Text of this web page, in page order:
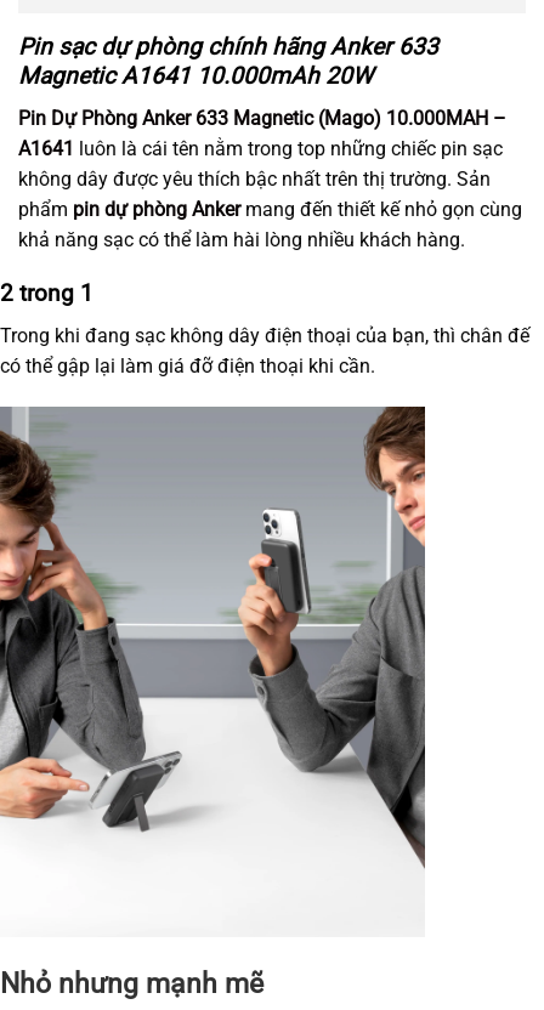
Pin sạc dự phòng chính hãng Anker 633
Magnetic A1641 10.000mAh 20W
Pin Dự Phòng Anker 633 Magnetic (Mago) 10.000MAH –
A1641 luôn là cái tên nằm trong top những chiếc pin sạc
không dây được yêu thích bậc nhất trên thị trường. Sản
phẩm pin dự phòng Ankermang đến thiết kế nhỏ gọn cùng
khả năng sạc có thể làm hài lòng nhiều khách hàng.
2 trong 1
Trong khi đang sạc không dây điện thoại của bạn, thì chân đế
có thể gập lại làm giá đỡ điện thoại khi cần.
Nhỏ nhưng mạnh mẽ